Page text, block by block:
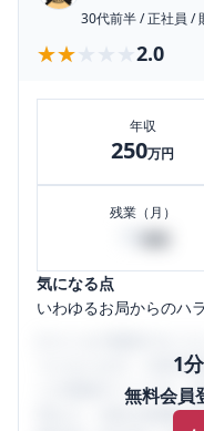
30代前半/正社員 /
★★★★★
★★★★★ 2.0
年収
250万円
残業（月）
気になる点
いわゆるお局からのハ
1
無料会員
うになります。
ミの投稿サイトです。
判など、女性の転職は